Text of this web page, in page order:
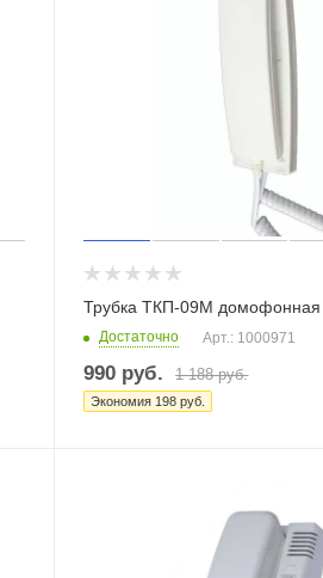
Трубка ТКП-09М домофонная
Достаточно Арт.: 1000971
990 руб. 1 188руб.
Экономия 198 руб.